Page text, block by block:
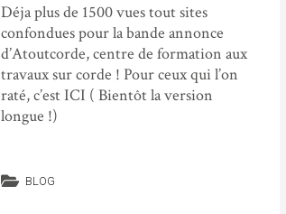
Déja plus de 1500 vues tout sites
confondues pour la bande annonce
d’Atoutcorde, centre de formation aux
travaux sur corde ! Pour ceux qui l’on
raté, c’est ICI ( Bientôt la version
longue !)
BLOG